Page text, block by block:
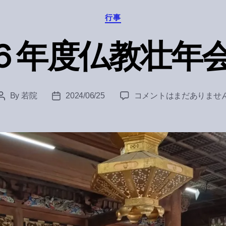
Categories
行事
年度仏教壮年
PostBy 若院
Post2024/06/25
令
年
度
仏
教
壮
年
会
総
コメントはまだありませ